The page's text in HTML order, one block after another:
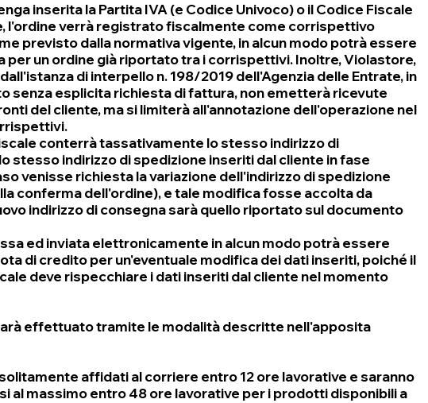
inserita la Partita IVA (e Codice Univoco) o il Codice Fiscale
l'ordine verrà registrato fiscalmente come corrispettivo
previsto dalla normativa vigente, in alcun modo potrà essere
per un ordine già riportato tra i corrispettivi. Inoltre, Violastore,
di interpello n. 198/2019 dell'Agenzia delle Entrate, in
senza esplicita richiesta di fattura, non emetterà ricevute
del cliente, ma si limiterà all'annotazione dell'operazione nel
conterrà tassativamente lo stesso indirizzo di
stesso indirizzo di spedizione inseriti dal cliente in fase
venisse richiesta la variazione dell'indirizzo di spedizione
conferma dell'ordine), e tale modifica fosse accolta da
indirizzo di consegna sarà quello riportato sul documento
ed inviata elettronicamente in alcun modo potrà essere
di credito per un'eventuale modifica dei dati inseriti, poiché il
deve rispecchiare i dati inseriti dal cliente nel momento
effettuato tramite le modalità descritte nell'apposita
affidati al corriere entro 12 ore lavorative e saranno
al massimo entro 48 ore lavorative per i prodotti disponibili a